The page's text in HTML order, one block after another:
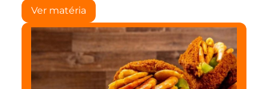
Ver matéria